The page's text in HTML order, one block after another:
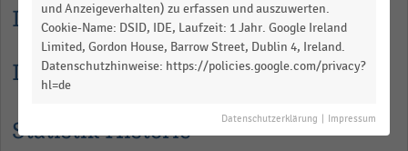
Lesehilfe
Informationen zur Statistik
Statistik Historie
und Anzeigeverhalten) zu erfassen und auszuwerten.
Cookie-Name: DSID, IDE, Laufzeit: 1 Jahr. Google Ireland
Limited, Gordon House, Barrow Street, Dublin 4, Ireland.
Datenschutzhinweise: https://policies.google.com/privacy?
hl=de
Datenschutzerklärung Impressum